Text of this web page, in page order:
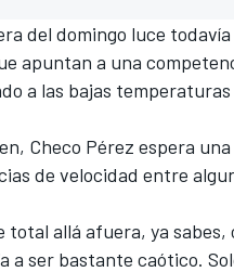
del domingo luce
apuntan a una
a las bajas
Checo Pérez espera
de velocidad entre
total allá afuera, ya
a ser bastante caótico.